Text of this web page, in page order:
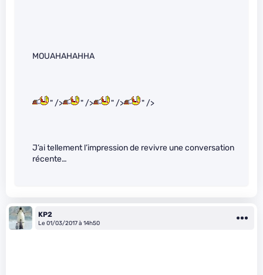
MOUAHAHAHHA
" /> " /> " /> " />
J’ai tellement l’impression de revivre une conversation
récente…
KP2
Le 01/03/2017 à 14h50